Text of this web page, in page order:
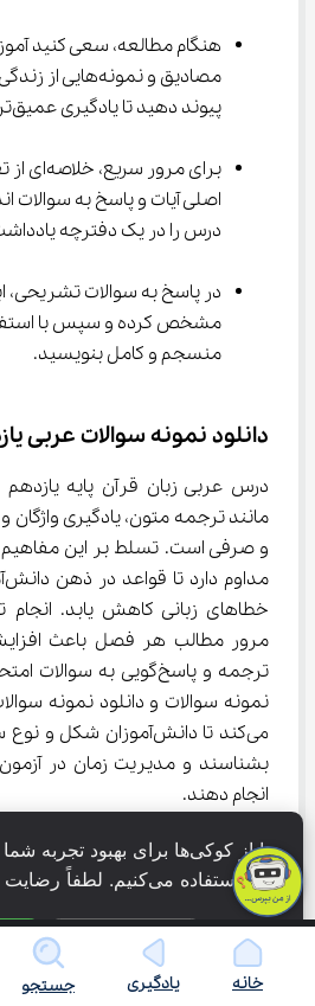
مصادیق و
پیوند دهید تا یادگیری عمیق‌تر شود.
برای مرور
اصلی آیات و پاسخ به سوالات
درس را در یک دفترچه
در پاسخ به سوالات تشریحی،
منسجم و کامل بنویسید.
دانلود نمونه سوالات عربی
درس عربی زبان قرآن پایه
مانند ترجمه متون، یادگیری
و صرفی است. تسلط بر این مفاهیم
مرور مطالب هر فصل باعث
نمونه سوالات و دانلود نمونه
می‌کند تا دانش‌آموزان شکل
انجام دهند.
تمرکز بر تمرین‌های ترجمه
بررسی سوالات گذشته از طریق
امتحانات شرکت کرده و میزان
دانلود نمونه سوالات امتحانی
خانه یادگیری جستجو
ما از کوکی‌ها برای بهبود
استفاده می‌کنیم. لطفاً رضایت خود را اعلام کنید.
فقط ضروری